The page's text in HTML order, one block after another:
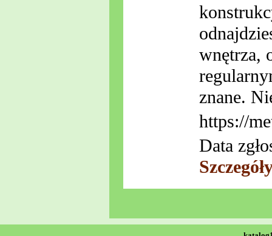
wnętrza,
znane.
https://
Data